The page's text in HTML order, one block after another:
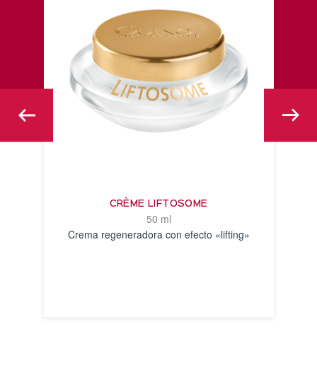
CRÈME LIFTOSOME
50 ml
Crema regeneradora con efecto «lifting»